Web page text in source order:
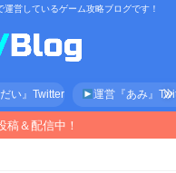
営しているゲーム攻略ブログです！
い』Twitter 運営『あみ』
稿＆配信中！